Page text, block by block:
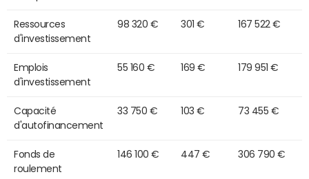
Ressources
d'investissement
98 320 € 301 € 167 522 €
Emplois
d'investissement
55 160 € 169 € 179 951 €
Capacité
d'autofinancement
33 750 € 103 € 73 455 €
Fonds de
roulement
146 100 € 447 € 306 790 €